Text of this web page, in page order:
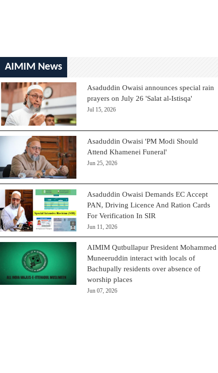
AIMIM News
Asaduddin Owaisi announces special rain
prayers on July 26 'Salat al-Istisqa'
Jul 15, 2026
Asaduddin Owaisi 'PM Modi Should
Attend Khamenei Funeral'
Jun 25, 2026
Asaduddin Owaisi Demands EC Accept
PAN, Driving Licence And Ration Cards
For Verification In SIR
Jun 11, 2026
AIMIM Qutbullapur President Mohammed
Muneeruddin interact with locals of
Bachupally residents over absence of
worship places
Jun 07, 2026